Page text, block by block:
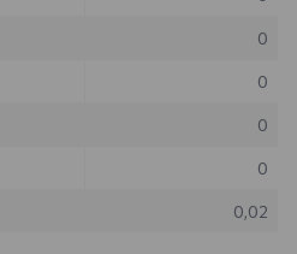
0
0
0
0
0,02